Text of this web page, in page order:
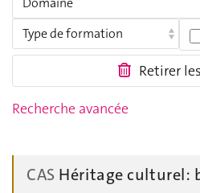
Retirer
Recherche avancée
CAS Héritage culturel: